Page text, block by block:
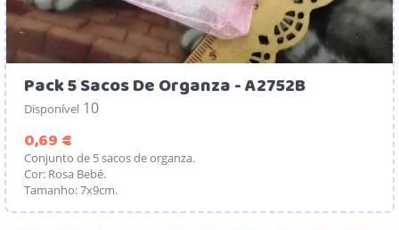
Pack 5 Sacos De Organza - A2752B
Disponível 10
0,69 €
Conjunto de 5 sacos de organza.
Cor: Rosa Bebé.
Tamanho: 7x9cm.